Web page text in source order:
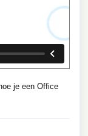
je een Office